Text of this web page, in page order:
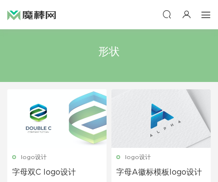
形状
logo设计
字母双C logo设计
logo设计
字母A徽标模板logo设计